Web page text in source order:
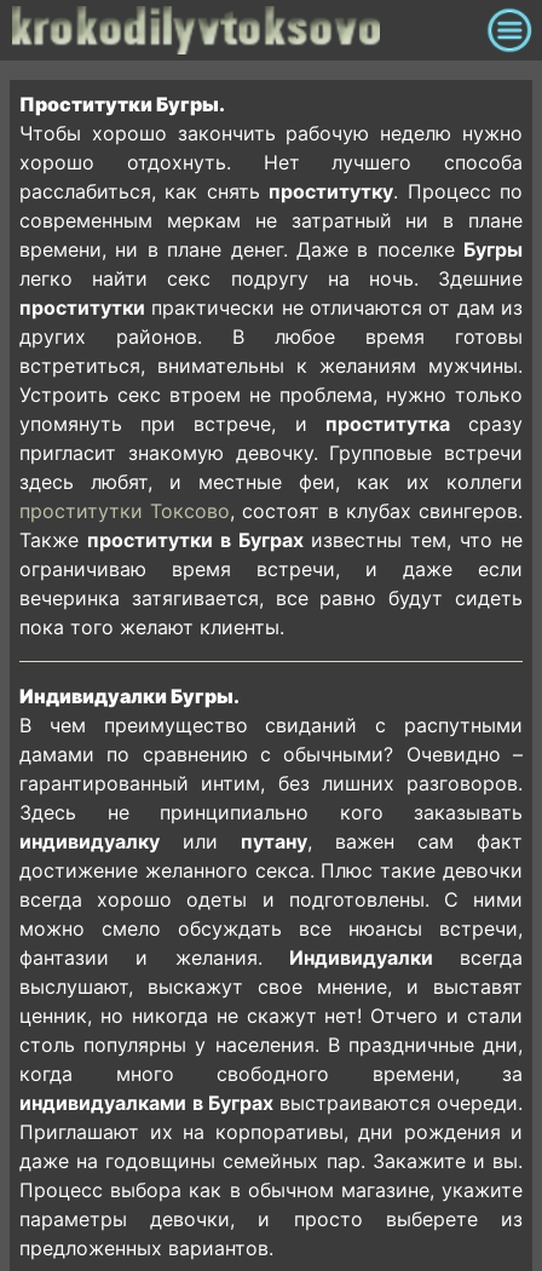
Проститутки Бугры.
Чтобы хорошо закончить рабочую неделю нужно
хорошо отдохнуть. Нет лучшего способа
расслабиться, как снять проститутку. Процесс по
современным меркам не затратный ни в плане
времени, ни в плане денег. Даже в поселке Бугры
легко найти секс подругу на ночь. Здешние
проститутки практически не отличаются от дам из
других районов. В любое время готовы
встретиться, внимательны к желаниям мужчины.
Устроить секс втроем не проблема, нужно только
упомянуть при встрече, и проституткасразу
пригласит знакомую девочку. Групповые встречи
здесь любят, и местные феи, как их коллеги
проститутки Токсово, состоят в клубах свингеров.
Также проститутки в Буграхизвестны тем, что не
ограничиваю время встречи, и даже если
вечеринка затягивается, все равно будут сидеть
пока того желают клиенты.
Индивидуалки Бугры.
В чем преимущество свиданий с распутными
дамами по сравнению с обычными? Очевидно –
гарантированный интим, без лишних разговоров.
Здесь не принципиально кого заказывать
индивидуалку или путану, важен сам факт
достижение желанного секса. Плюс такие девочки
всегда хорошо одеты и подготовлены. С ними
можно смело обсуждать все нюансы встречи,
фантазии и желания. Индивидуалки всегда
выслушают, выскажут свое мнение, и выставят
ценник, но никогда не скажут нет! Отчего и стали
столь популярны у населения. В праздничные дни,
когда много свободного времени, за
индивидуалками в Буграх выстраиваются очереди.
Приглашают их на корпоративы, дни рождения и
даже на годовщины семейных пар. Закажите и вы.
Процесс выбора как в обычном магазине, укажите
параметры девочки, и просто выберете из
предложенных вариантов.